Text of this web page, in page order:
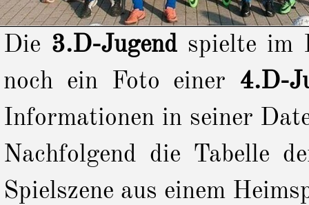
Die 3.D-Jugend spielte im
noch ein Foto einer 4.D-
Informationen in seiner
Nachfolgend die Tabelle
Spielszene aus einem